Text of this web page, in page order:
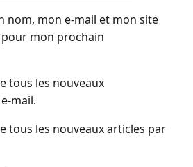
nom, mon e-mail et mon site
mon prochain
tous les nouveaux
mail.
tous les nouveaux articles par